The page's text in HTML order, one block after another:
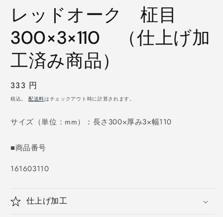
で
メ
ィ
ア
(1)
く
レッドオーク 柾目
300×3×110 （仕上げ加
工済み商品）
通
常
格
333 円
税込。 配送料はチェックアウト時に計算されます。
サイズ（単位：mm）：長さ300×厚み3×幅110
■商品番号
SKU:
161603110
仕上げ加工